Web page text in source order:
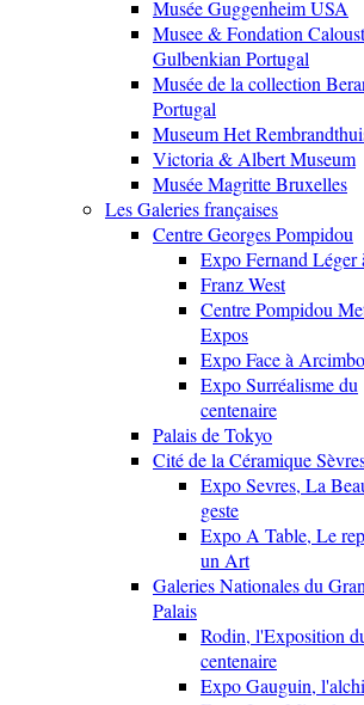
Musée Guggenheim USA
Musee & Fondation
Gulbenkian Portugal
Musée de la collection
Portugal
Museum Het
Victoria & Albert Museum
Musée Magritte Bruxelles
Les Galeries françaises
Centre Georges Pompidou
Expo Fernand Léger
Franz West
Centre Pompidou
Expos
Expo Face à
Expo Surréalisme du
centenaire
Palais de Tokyo
Cité de la Céramique
Expo Sevres, La
geste
Expo A Table, Le
un Art
Galeries Nationales du
Palais
Rodin, l'Exposition
centenaire
Expo Gauguin,